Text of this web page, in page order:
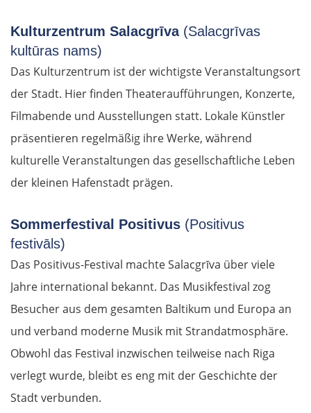
Kulturzentrum Salacgrīva (Salacgrīvas
kultūras nams)
Das Kulturzentrum ist der wichtigste Veranstaltungsort
der Stadt. Hier finden Theateraufführungen, Konzerte,
Filmabende und Ausstellungen statt. Lokale Künstler
präsentieren regelmäßig ihre Werke, während
kulturelle Veranstaltungen das gesellschaftliche Leben
der kleinen Hafenstadt prägen.
Sommerfestival Positivus (Positivus
festivāls)
Das Positivus-Festival machte Salacgrīva über viele
Jahre international bekannt. Das Musikfestival zog
Besucher aus dem gesamten Baltikum und Europa an
und verband moderne Musik mit Strandatmosphäre.
Obwohl das Festival inzwischen teilweise nach Riga
verlegt wurde, bleibt es eng mit der Geschichte der
Stadt verbunden.